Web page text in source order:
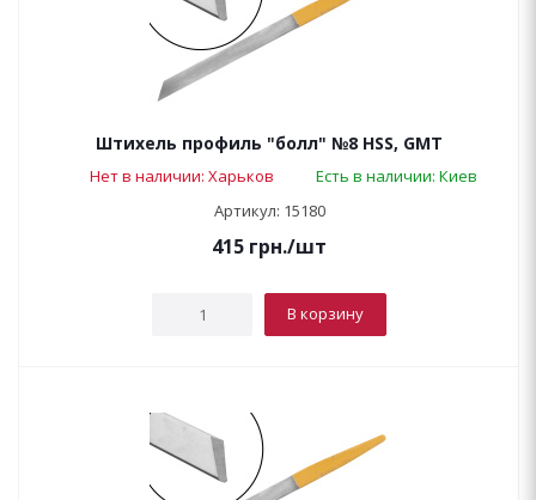
Штихель профиль "болл" №8 HSS, GMT
Нет в наличии: Харьков
Есть в наличии: Киев
Артикул: 15180
415 грн./шт
В корзину